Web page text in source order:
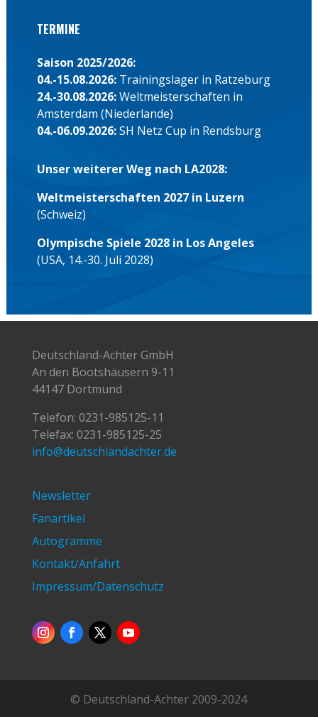
TERMINE
Saison 2025/2026:
04.-15.08.2026: Trainingslager in Ratzeburg
24.-30.08.2026:Weltmeisterschaften in
Amsterdam (Niederlande)
04.-06.09.2026:SH Netz Cup in Rendsburg
Unser weiterer Weg nach LA2028:
Weltmeisterschaften 2027 in Luzern
(Schweiz)
Olympische Spiele 2028 in Los Angeles
(USA, 14.-30. Juli 2028)
Deutschland-Achter GmbH
An den Bootshäusern 9-11
44147 Dortmund
Telefon: 0231-985125-11
Telefax: 0231-985125-25
info@deutschlandachter.de
Newsletter
Fanartikel
Autogramme
Kontakt/Anfahrt
Impressum/Datenschutz
© Deutschland-Achter 2009-2024